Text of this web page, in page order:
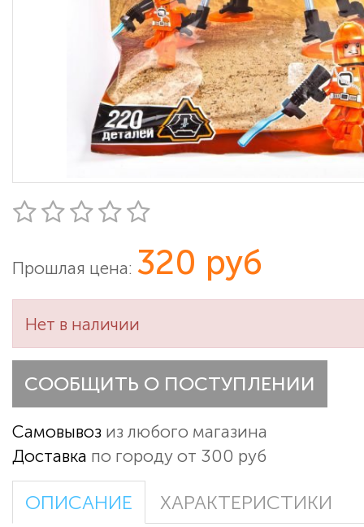
Прошлая цена: 320 руб
Нет в наличии
СООБЩИТЬ О ПОСТУПЛЕНИИ
Самовывоз из любого магазина
Доставка по городу от 300 руб
ОПИСАНИЕ ХАРАКТЕРИСТИКИ